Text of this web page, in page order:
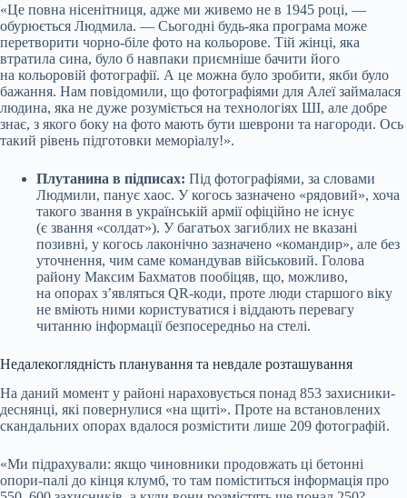
«Це повна нісенітниця, адже ми живемо не в 1945 році, —
обурюється Людмила. — Сьогодні будь-яка програма може
перетворити чорно-біле фото на кольорове. Тій жінці, яка
втратила сина, було б навпаки приємніше бачити його
на кольоровій фотографії. А це можна було зробити, якби було
бажання. Нам повідомили, що фотографіями для Алеї займалася
людина, яка не дуже розуміється на технологіях ШІ, але добре
знає, з якого боку на фото мають бути шеврони та нагороди. Ось
такий рівень підготовки меморіалу!».
Плутанина в підписах: Під фотографіями, за словами
Людмили, панує хаос. У когось зазначено «рядовий», хоча
такого звання в українській армії офіційно не існує
(є звання «солдат»). У багатьох загиблих не вказані
позивні, у когось лаконічно зазначено «командир», але без
уточнення, чим саме командував військовий. Голова
району Максим Бахматов пообіцяв, що, можливо,
на опорах з’являться QR-коди, проте люди старшого віку
не вміють ними користуватися і віддають перевагу
читанню інформації безпосередньо на стелі.
Недалекоглядність планування та невдале розташування
На даний момент у районі нараховується понад 853 захисники-
деснянці, які повернулися «на щиті». Проте на встановлених
скандальних опорах вдалося розмістити лише 209 фотографій.
«Ми підрахували: якщо чиновники продовжать ці бетонні
опори-палі до кінця клумб, то там поміститься інформація про